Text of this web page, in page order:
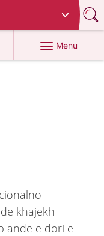
Menu
khajekh
ande e dori e